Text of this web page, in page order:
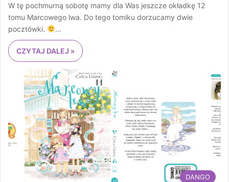
W tę pochmurną sobotę mamy dla Was jeszcze okładkę 12
tomu Marcowego lwa. Do tego tomiku dorzucamy dwie
pocztówki.
…
CZYTAJ DALEJ »
DANGO